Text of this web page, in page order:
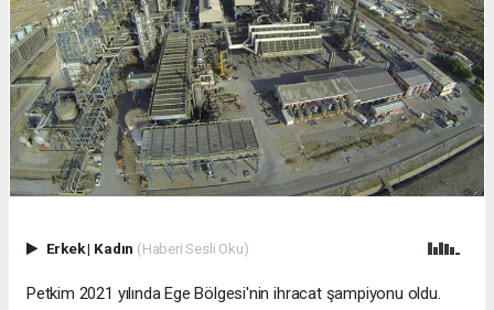
Erkek| Kadın (Haberi Sesli Oku)
Petkim 2021 yılında Ege Bölgesi'nin ihracat şampiyonu oldu.